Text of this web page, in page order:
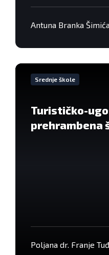
Antuna Branka
Srednje škole
Turističko-
prehrambena
Poljana dr. Franje
VIše
informacija